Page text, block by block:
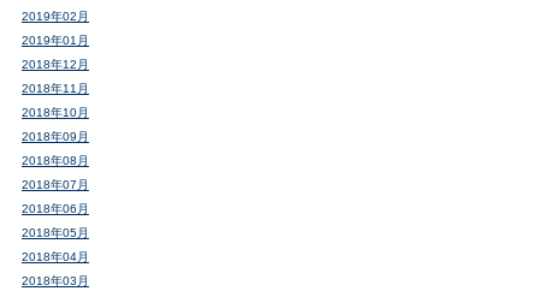
2019年02月
2019年01月
2018年12月
2018年11月
2018年10月
2018年09月
2018年08月
2018年07月
2018年06月
2018年05月
2018年04月
2018年03月